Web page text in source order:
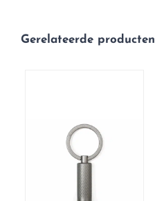
Gerelateerde producten